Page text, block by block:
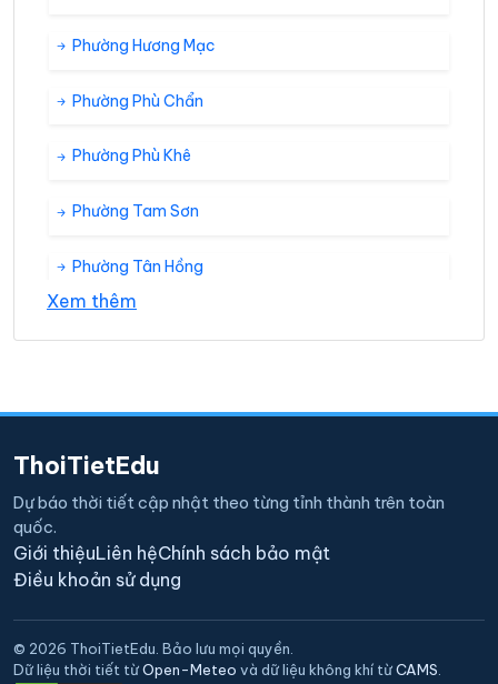
Phường Hương Mạc
Phường Phù Chẩn
Phường Phù Khê
Phường Tam Sơn
Phường Tân Hồng
Xem thêm
ThoiTietEdu
Dự báo thời tiết cập nhật theo từng tỉnh thành trên toàn
quốc.
Giới thiệuLiên hệChính sách bảo mật
Điều khoản sử dụng
© 2026 ThoiTietEdu. Bảo lưu mọi quyền.
Dữ liệu thời tiết từOpen-Meteo và dữ liệu không khí từCAMS